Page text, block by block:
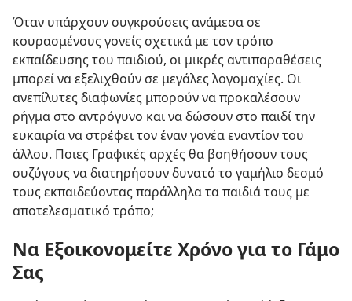
Όταν υπάρχουν συγκρούσεις ανάμεσα σε
κουρασμένους γονείς σχετικά με τον τρόπο
εκπαίδευσης του παιδιού, οι μικρές αντιπαραθέσεις
μπορεί να εξελιχθούν σε μεγάλες λογομαχίες. Οι
ανεπίλυτες διαφωνίες μπορούν να προκαλέσουν
ρήγμα στο αντρόγυνο και να δώσουν στο παιδί την
ευκαιρία να στρέφει τον έναν γονέα εναντίον του
άλλου. Ποιες Γραφικές αρχές θα βοηθήσουν τους
συζύγους να διατηρήσουν δυνατό το γαμήλιο δεσμό
τους εκπαιδεύοντας παράλληλα τα παιδιά τους με
αποτελεσματικό τρόπο;
Να Εξοικονομείτε Χρόνο για το Γάμο
Σας